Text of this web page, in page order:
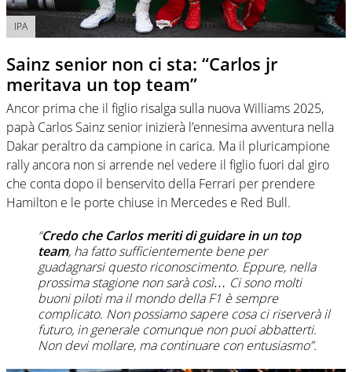
IPA
Sainz senior non ci sta: “Carlos jr
meritava un top team”
Ancor prima che il figlio risalga sulla nuova Williams 2025,
papà Carlos Sainz senior inizierà l’ennesima avventura nella
Dakar peraltro da campione in carica. Ma il pluricampione
rally ancora non si arrende nel vedere il figlio fuori dal giro
che conta dopo il benservito della Ferrari per prendere
Hamilton e le porte chiuse in Mercedes e Red Bull.
“Credo che Carlos meriti di guidare in un top
team, ha fatto sufficientemente bene per
guadagnarsi questo riconoscimento. Eppure, nella
prossima stagione non sarà così… Ci sono molti
buoni piloti ma il mondo della F1 è sempre
complicato. Non possiamo sapere cosa ci riserverà il
futuro, in generale comunque non puoi abbatterti.
Non devi mollare, ma continuare con entusiasmo”.